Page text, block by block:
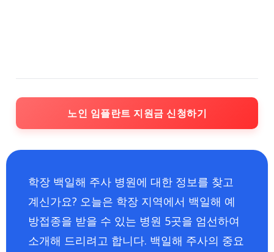
노인 임플란트 지원금 신청하기
학장 백일해 주사 병원에 대한 정보를 찾고
계신가요? 오늘은 학장 지역에서 백일해 예
방접종을 받을 수 있는 병원 5곳을 엄선하여
소개해 드리려고 합니다. 백일해 주사의 중요